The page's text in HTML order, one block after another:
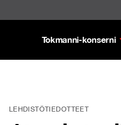
Tokmanni-konserni
LEHDISTÖTIEDOTTEET